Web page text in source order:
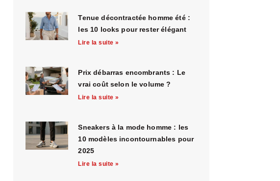
Tenue décontractée homme été :
les 10 looks pour rester élégant
Lire la suite »
Prix débarras encombrants : Le
vrai coût selon le volume ?
Lire la suite »
Sneakers à la mode homme : les
10 modèles incontournables pour
2025
Lire la suite »